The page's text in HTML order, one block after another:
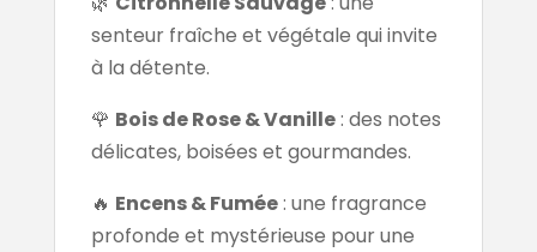
senteur fraîche et végétale qui invite
à la détente.
🌹 Bois de Rose & Vanille: des notes
délicates, boisées et gourmandes.
🔥 Encens & Fumée: une fragrance
profonde et mystérieuse pour une